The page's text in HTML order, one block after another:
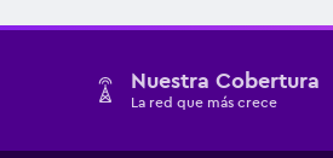
Nuestra Cobertura
La red que más crece